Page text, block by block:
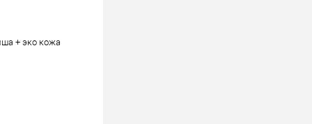
+ эко кожа